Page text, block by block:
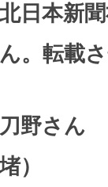
北日本新
ん。転載
刀野さん
堵）